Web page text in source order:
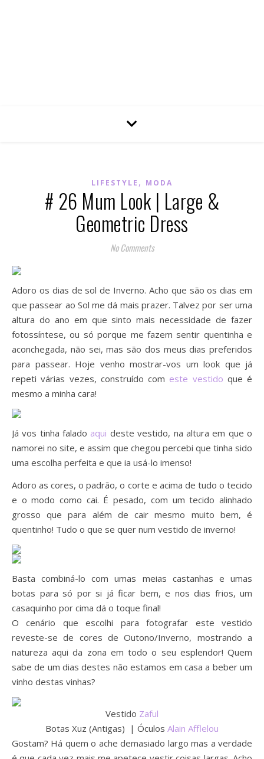
LIFESTYLE , MODA
# 26 Mum Look | Large &
Geometric Dress
No Comments
Adoro os dias de sol de Inverno. Acho que são os dias em
que passear ao Sol me dá mais prazer. Talvez por ser uma
altura do ano em que sinto mais necessidade de fazer
fotossíntese, ou só porque me fazem sentir quentinha e
aconchegada, não sei, mas são dos meus dias preferidos
para passear. Hoje venho mostrar-vos um look que já
repeti várias vezes, construído com este vestido que é
mesmo a minha cara!
Já vos tinha falado aqui deste vestido, na altura em que o
namorei no site, e assim que chegou percebi que tinha sido
uma escolha perfeita e que ia usá-lo imenso!
Adoro as cores, o padrão, o corte e acima de tudo o tecido
e o modo como cai. É pesado, com um tecido alinhado
grosso que para além de cair mesmo muito bem, é
quentinho! Tudo o que se quer num vestido de inverno!
Basta combiná-lo com umas meias castanhas e umas
botas para só por si já ficar bem, e nos dias frios, um
casaquinho por cima dá o toque final!
O cenário que escolhi para fotografar este vestido
reveste-se de cores de Outono/Inverno, mostrando a
natureza aqui da zona em todo o seu esplendor! Quem
sabe de um dias destes não estamos em casa a beber um
vinho destas vinhas?
Vestido Zaful
Botas Xuz (Antigas) | Óculos Alain Afflelou
Gostam? Há quem o ache demasiado largo mas a verdade